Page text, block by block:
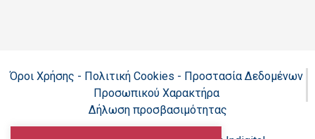
Όροι Χρήσης - Πολιτική Cookies - Προστασία Δεδομένων
Προσωπικού Χαρακτήρα
Δήλωση προσβασιμότητας